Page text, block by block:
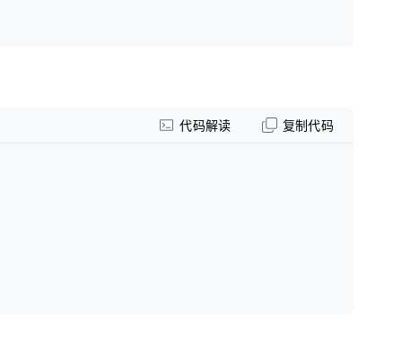
代码解读 复制代码